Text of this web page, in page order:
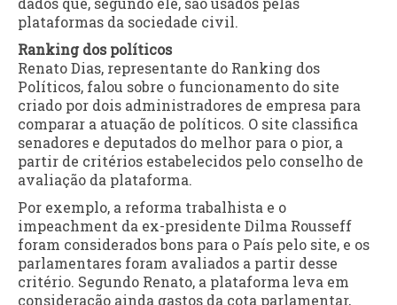
plataformas da sociedade civil.
Ranking dos políticos
Renato Dias, representante do Ranking dos
Políticos, falou sobre o funcionamento do site
criado por dois administradores de empresa para
comparar a atuação de políticos. O site classifica
senadores e deputados do melhor para o pior, a
partir de critérios estabelecidos pelo conselho de
avaliação da plataforma.
Por exemplo, a reforma trabalhista e o
impeachment da ex-presidente Dilma Rousseff
foram considerados bons para o País pelo site, e os
parlamentares foram avaliados a partir desse
critério. Segundo Renato, a plataforma leva em
consideração ainda gastos da cota parlamentar,